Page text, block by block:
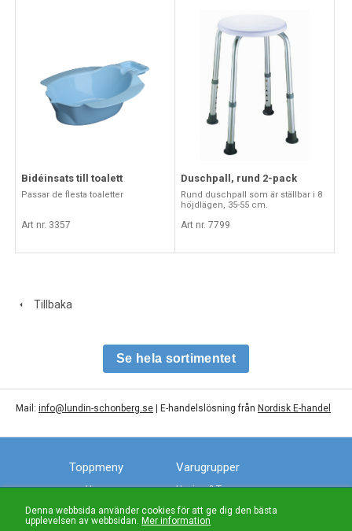
Denna webbsida använder cookies för att ge dig den bästa
upplevelsen av webbsidan.Mer information
Bidéinsats till toalett
Passar de flesta toaletter
Art nr. 3357
Duschpall, rund 2-pack
Rund duschpall som är ställbar i 8
höjdlägen, 35-55 cm.
Art nr. 7799
Tillbaka
Se hela sortimentet
Mail: info@lundin-schonberg.se | E-handelslösning från Nordisk E-handel
Toppmeny
Hem
Om oss
Köpvillkor
Varugrupper
Hygien & Toa
Fötter
Rörelse